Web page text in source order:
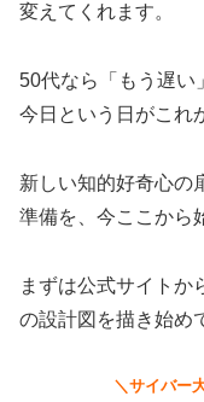
変えてくれます。
50代なら「もう遅い
今日という日がこれ
新しい知的好奇心の
準備を、今ここから
まずは公式サイトか
の設計図を描き始め
＼サイバー